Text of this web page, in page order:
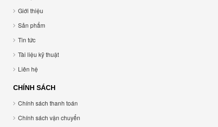
Giới thiệu
Sản phẩm
Tin tức
Tài liệu kỹ thuật
Liên hệ
CHÍNH SÁCH
Chính sách thanh toán
Chính sách vận chuyển